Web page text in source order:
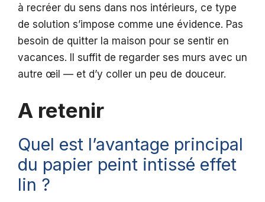
à recréer du sens dans nos intérieurs, ce type
de solution s’impose comme une évidence. Pas
besoin de quitter la maison pour se sentir en
vacances. Il suffit de regarder ses murs avec un
autre œil — et d’y coller un peu de douceur.
A retenir
Quel est l’avantage principal
du papier peint intissé effet
lin ?